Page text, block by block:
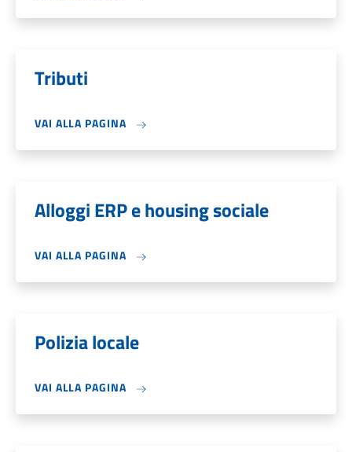
Tributi
VAI ALLA PAGINA
Alloggi ERP e housing sociale
VAI ALLA PAGINA
Polizia locale
VAI ALLA PAGINA